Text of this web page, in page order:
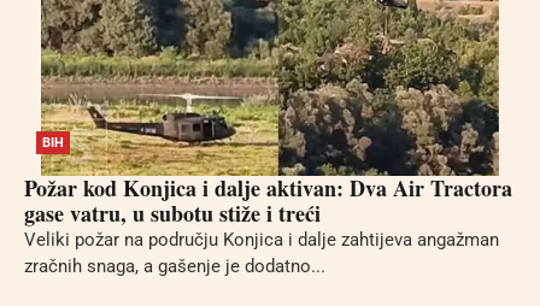
BIH
Požar kod Konjica i dalje aktivan: Dva Air Tractora
gase vatru, u subotu stiže i treći
Veliki požar na području Konjica i dalje zahtijeva angažman
zračnih snaga, a gašenje je dodatno...